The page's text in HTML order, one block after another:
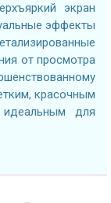
экран
эффекты
от просмотра
красочным
для